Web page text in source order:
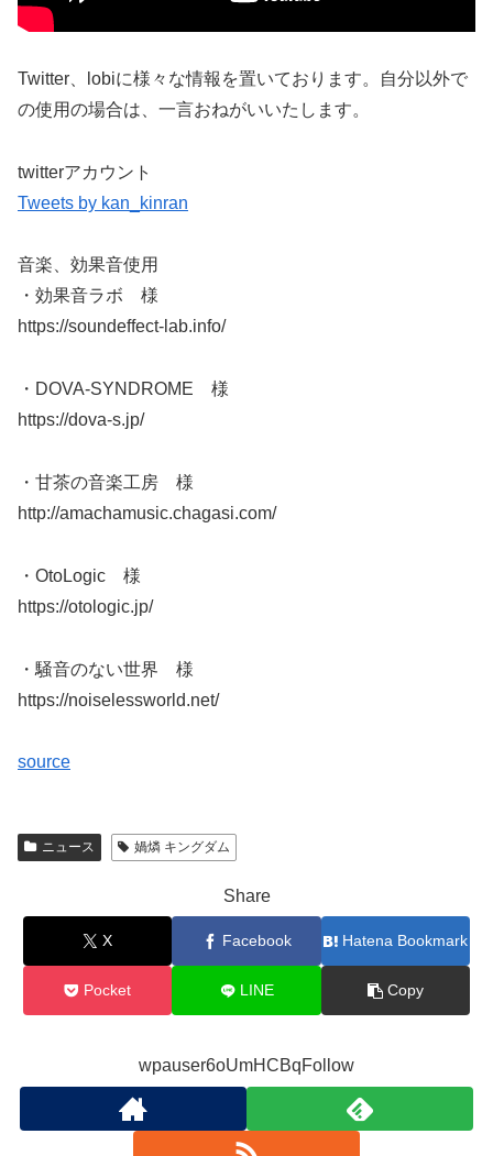
Twitter、lobiに様々な情報を置いております。自分以外で
の使用の場合は、一言おねがいいたします。
twitterアカウント
Tweets by kan_kinran
音楽、効果音使用
・効果音ラボ 様
https://soundeffect-lab.info/
・DOVA-SYNDROME 様
https://dova-s.jp/
・甘茶の音楽工房 様
http://amachamusic.chagasi.com/
・OtoLogic 様
https://otologic.jp/
・騒音のない世界 様
https://noiselessworld.net/
source
ニュース 媧燐 キングダム
Share
X Facebook Hatena Bookmark
Pocket LINE Copy
wpauser6oUmHCBqFollow